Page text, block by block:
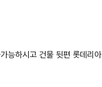
능하시고 건물 뒷편 롯데리아